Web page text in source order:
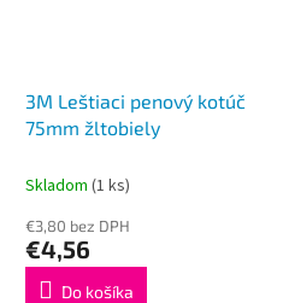
3M Leštiaci penový kotúč
75mm žltobiely
Skladom (1 ks)
€3,80 bez DPH
€4,56
Do košíka